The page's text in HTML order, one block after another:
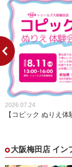
2026.07.24
【コピック ぬりえ体
大阪梅田店 イン